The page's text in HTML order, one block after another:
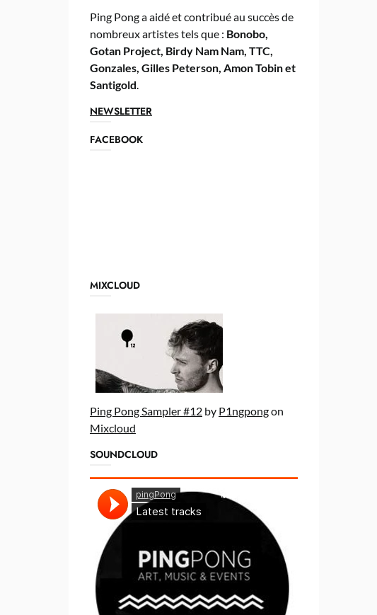
Ping Pong a aidé et contribué au succès de
nombreux artistes tels que : Bonobo,
Gotan Project, Birdy Nam Nam, TTC,
Gonzales, Gilles Peterson, Amon Tobin et
Santigold.
NEWSLETTER
FACEBOOK
MIXCLOUD
Ping Pong Sampler #12by P1ngpongon
Mixcloud
SOUNDCLOUD